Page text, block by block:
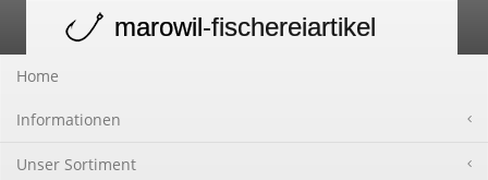
navigation
marowil-fischereiartikel
Home
Informationen
Unser Sortiment